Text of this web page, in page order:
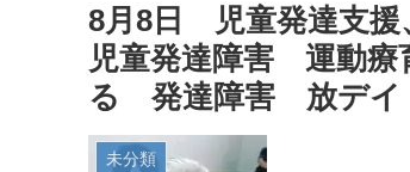
8月8日 児童発達支援
児童発達障害 運動
る 発達障害 放デイ
未分類